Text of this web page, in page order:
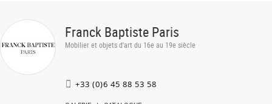
Franck Baptiste Paris
Mobilier et objets d'art du 16e au 19e siècle
+33 (0)6 45 88 53 58